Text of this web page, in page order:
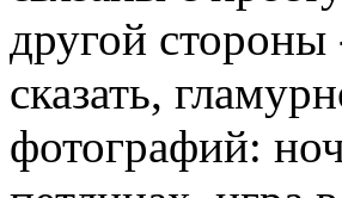
другой
сказать,
фотографий: